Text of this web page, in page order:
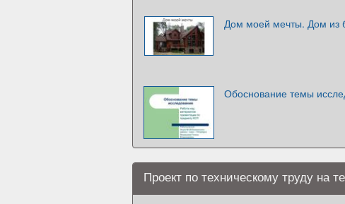
Дом моей мечты. Дом из
Обоснование темы
Проект по техническому труду на